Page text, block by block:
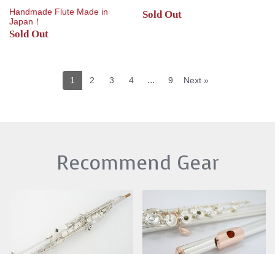
Handmade Flute Made in
Japan！
Sold Out
Sold Out
1 2 3 4 ... 9 Next »
Recommend Gear